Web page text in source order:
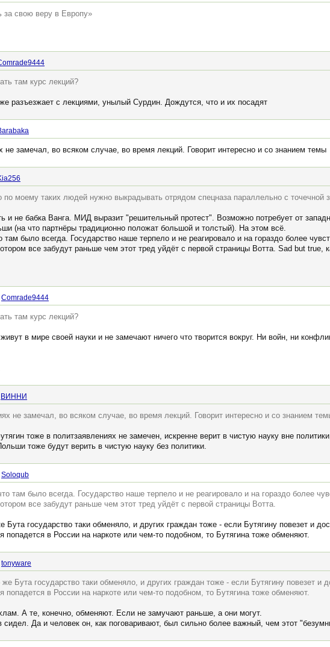
за свою веру в Европу»
там курс лекций?
разъезжает с лекциями, унылый Сурдин. Дождутся, что и их посадят
не замечал, во всяком случае, во время лекций. Говорит интересно и со знанием темы
по моему таких людей нужно выкрадывать отрядом спецназа параллельно с точечной
и не бабка Ванга. МИД выразит "решительный протест". Возможно потребует от
(на что партнёры традиционно положат большой и толстый). На этом всё.
было всегда. Государство наше терпело и не реагировало и на гораздо более
все забудут раньше чем этот тред уйдёт с первой страницы Вотта. Sad but true,
Comrade9444
там курс лекций?
в мире своей науки и не замечают ничего что творится вокруг. Ни войн, ни
ВИННИ
не замечал, во всяком случае, во время лекций. Говорит интересно и со знанием
тоже в политзаявлениях не замечен, искренне верит в чистую науку вне
тоже будут верить в чистую науку без политики.
Soloqub
там было всегда. Государство наше терпело и не реагировало и на гораздо более
все забудут раньше чем этот тред уйдёт с первой страницы Вотта.
Бута государство таки обменяло, и других граждан тоже - если Бутягину повезет и
попадется в России на наркоте или чем-то подобном, то Бутягина тоже обменяют.
tonyware
Бута государство таки обменяло, и других граждан тоже - если Бутягину повезет и
попадется в России на наркоте или чем-то подобном, то Бутягина тоже обменяют.
А те, конечно, обменяют. Если не замучают раньше, а они могут.
сидел. Да и человек он, как поговаривают, был сильно более важный, чем этот